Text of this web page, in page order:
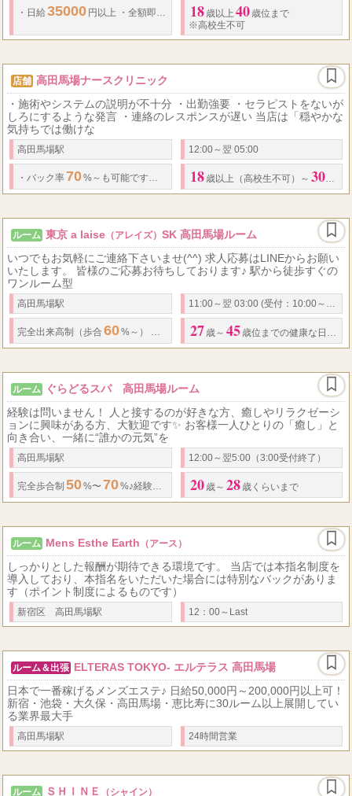
・ 日給 35000 円以上 ・ 全額即日日払い ・ 一日体験入店歓迎
18 歳以上 40 歳位まで
※高校生不可
店舗 高田馬場ナースクリニック
・施術やシステムの説明が不十分 ・出勤強要 ・セラピストをないが
しろにするような発言 ・連絡のレスポンスが遅い 当店は「穏やかな
気持ちでは働けな
高田馬場駅 12:00～翌 05:00
・ バック率70%～も可能です！！ オプションはもちろん100 %バック
18 歳以上（高校生不可）～ 30代く
ルーム 東京 a laise （アレイズ） SK 高田馬場ルーム
いつでもお気軽にご連絡下さいませ(^^) 求人応募はLINEからお願い
いたします。 皆様のご応募お待ちしております♪ 駅から徒歩すぐの
ワンルーム型
高田馬場駅 11:00～翌 03:00 (受付：10:00～翌1:30)
完全出来高制（歩合 60%～） 完全日払い 30,000 円以上可能 ※別途(オプ
27 歳～ 45 歳位までの健康な日本人女性
ルーム
ぐらどるスパ 高田馬場ルーム
経験は問いません！ 人と接するのが好きな方、癒しやリラクゼーシ
ョンに興味がある方、大歓迎です✨ お客様一人ひとりの「癒し」と
向き合い、一緒に“誰かの元気”を
高田馬場駅 12:00～翌5:00（3:00受付終了）
完全歩合制 50%〜 70%♪経験者優遇 20 歳～ 28 歳くらいまで
ルーム Mens Esthe Earth （アース）
しっかりとした報酬が期待できる環境です。 当店では本指名制度を
導入しており、本指名をいただいた場合には特別なバックがありま
す（ポイント制度によるものです）
新宿区 高田馬場駅 12：00～Last
ルーム＆出張 ELTERAS TOKYO- エルテラス 高田馬場
日本で一番稼げるメンズエステ♪ 日給50,000円～200,000円以上可！
新宿・池袋・大久保・高田馬場・恵比寿に30ルーム以上展開してい
る業界最大手
高田馬場駅 24時間営業
ルーム ＳＨＩＮＥ （シャイン）